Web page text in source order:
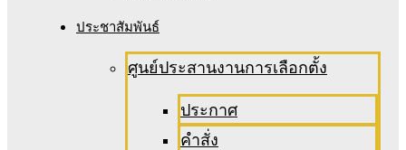
ประชาสัมพันธ์
ศูนย์ประสานงานการเลือกตั้ง
ประกาศ
คำสั่ง